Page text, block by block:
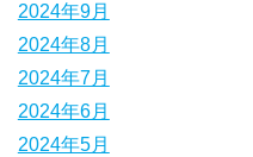
2024年9月
2024年8月
2024年7月
2024年6月
2024年5月